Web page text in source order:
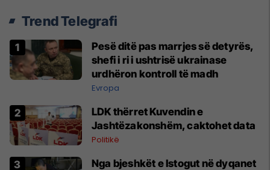
Trend Telegrafi
Pesë ditë pas marrjes së detyrës,
shefi i ri i ushtrisë ukrainase
urdhëron kontroll të madh
Evropa
LDK thërret Kuvendin e
Jashtëzakonshëm, caktohet data
Politikë
Nga bjeshkët e Istogut në dyqanet